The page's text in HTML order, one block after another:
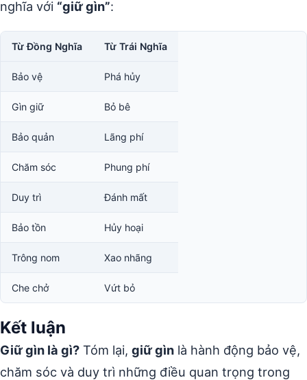
nghĩa với “giữ gìn”:
Từ Đồng Nghĩa Từ Trái Nghĩa
Bảo vệ Phá hủy
Gìn giữ Bỏ bê
Bảo quản Lãng phí
Chăm sóc Phung phí
Duy trì Đánh mất
Bảo tồn Hủy hoại
Trông nom Xao nhãng
Che chở Vứt bỏ
Kết luận
Giữ gìn là gì? Tóm lại, giữ gìn là hành động bảo vệ,
chăm sóc và duy trì những điều quan trọng trong